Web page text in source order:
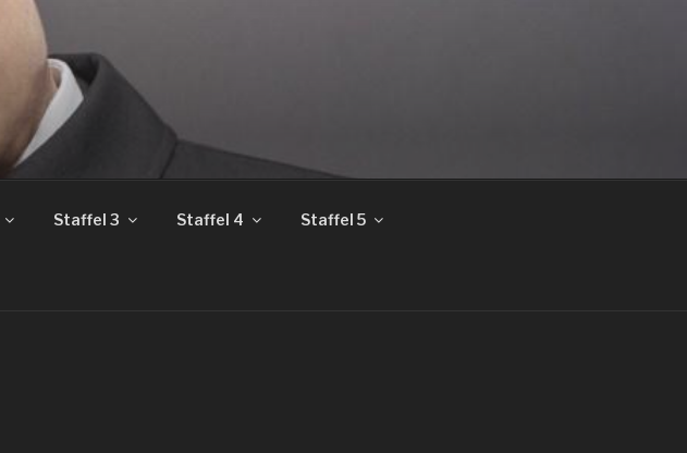
Staffel 3 Staffel 4 Staffel 5